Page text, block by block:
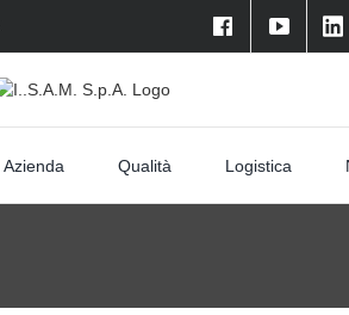
Azienda Qualità Logistica